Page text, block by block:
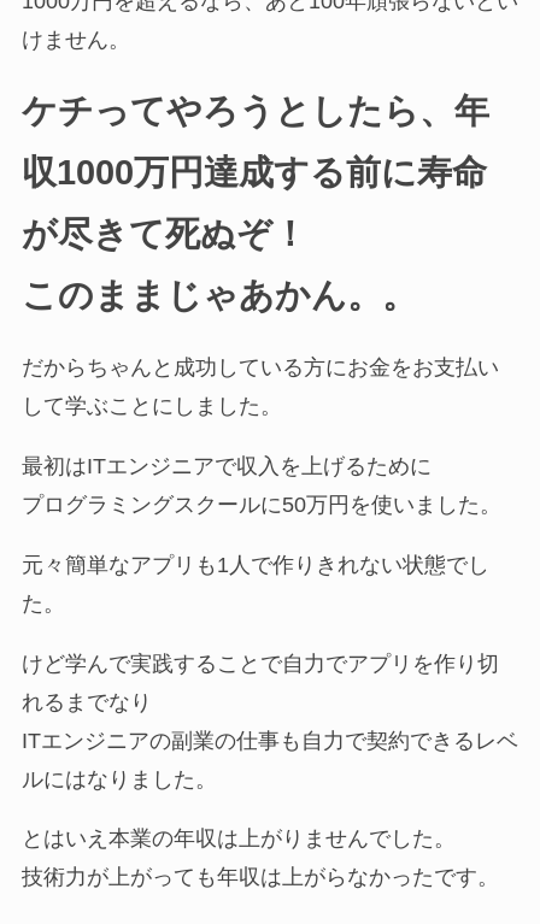
けません。
ケチってやろうとしたら、年
収1000万円達成する前に寿命
が尽きて死ぬぞ！
このままじゃあかん。。
だからちゃんと成功している方にお金をお支払い
して学ぶことにしました。
最初はITエンジニアで収入を上げるために
プログラミングスクールに50万円を使いました。
元々簡単なアプリも1人で作りきれない状態でし
た。
けど学んで実践することで自力でアプリを作り切
れるまでなり
ITエンジニアの副業の仕事も自力で契約できるレベ
ルにはなりました。
とはいえ本業の年収は上がりませんでした。
技術力が上がっても年収は上がらなかったです。